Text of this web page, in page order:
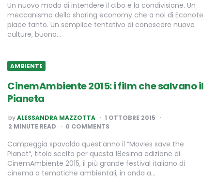
Un nuovo modo di intendere il cibo e la condivisione. Un
meccanismo della sharing economy che a noi di Econote
piace tanto. Un semplice tentativo di conoscere nuove
culture, buona…
AMBIENTE
CinemAmbiente 2015: i film che salvano il
Pianeta
POSTED
BY
byALESSANDRA MAZZOTTA
1 OTTOBRE 2015
2 MINUTE READ 0 COMMENTS
Campeggia spavaldo quest’anno il “Movies save the
Planet“, titolo scelto per questa 18esima edizione di
CinemAmbiente 2015, il più grande festival italiano di
cinema a tematiche ambientali, in onda a…